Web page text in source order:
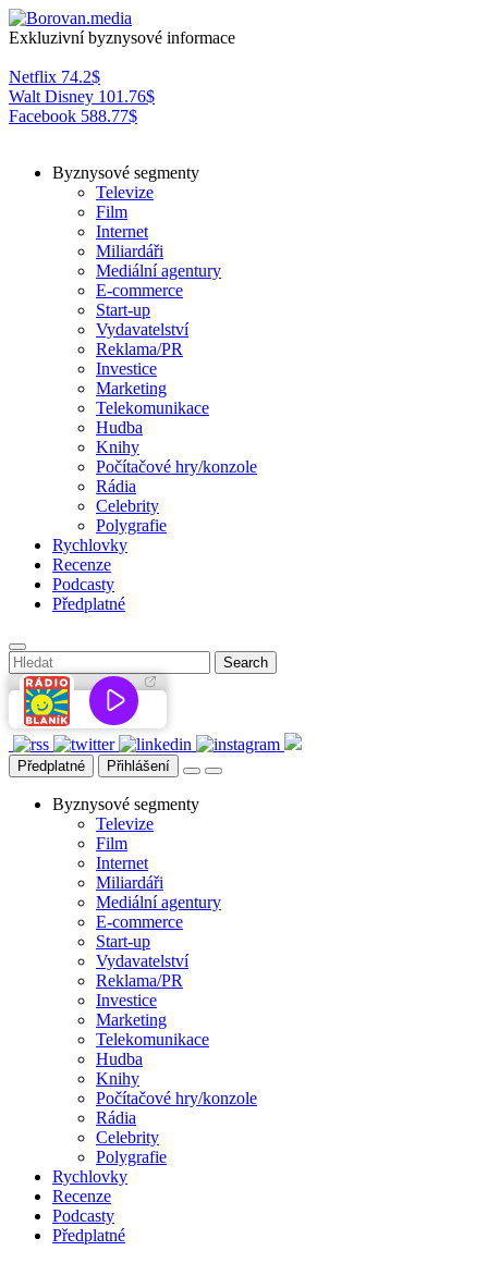
Exkluzivní byznysové informace
Netflix 74.2$
Walt Disney 101.76$
Facebook 588.77$
Byznysové segmenty
Televize
Film
Internet
Miliardáři
Mediální agentury
E-commerce
Start-up
Vydavatelství
Reklama/PR
Investice
Marketing
Telekomunikace
Hudba
Knihy
Počítačové hry/konzole
Rádia
Celebrity
Polygrafie
Rychlovky
Recenze
Podcasty
Předplatné
Předplatné Přihlášení
Byznysové segmenty
Televize
Film
Internet
Miliardáři
Mediální agentury
E-commerce
Start-up
Vydavatelství
Reklama/PR
Investice
Marketing
Telekomunikace
Hudba
Knihy
Počítačové hry/konzole
Rádia
Celebrity
Polygrafie
Rychlovky
Recenze
Podcasty
Předplatné